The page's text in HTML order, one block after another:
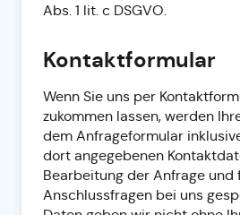
Abs. 1 lit. c DSGVO.
Kontaktformular
Wenn Sie uns per
zukommen lassen, werden
dem Anfrageformular
dort angegebenen
Bearbeitung der Anfrage und
Anschlussfragen bei uns